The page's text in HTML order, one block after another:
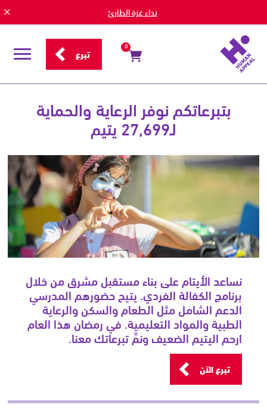
نداء غزة الطارئ
قوة
مصاريفنا
الإدارية
الأيتام
0 تبرع
قائمة
بتبرعاتكم نوفر الرعاية والحماية
لـ27,699 يتيم
نساعد الأيتام على بناء مستقبل مشرق من خلال
برنامج الكفالة الفردي. يتيح حضورهم المدرسي
الدعم الشامل مثل الطعام والسكن والرعاية
الطبية والمواد التعليمية. في رمضان هذا العام
ارحم اليتيم الضعيف ونمِّ تبرعاتك معنا.
تبرع الآن